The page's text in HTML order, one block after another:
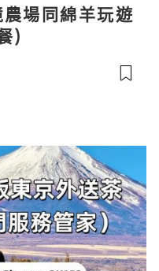
場同綿羊玩遊
)